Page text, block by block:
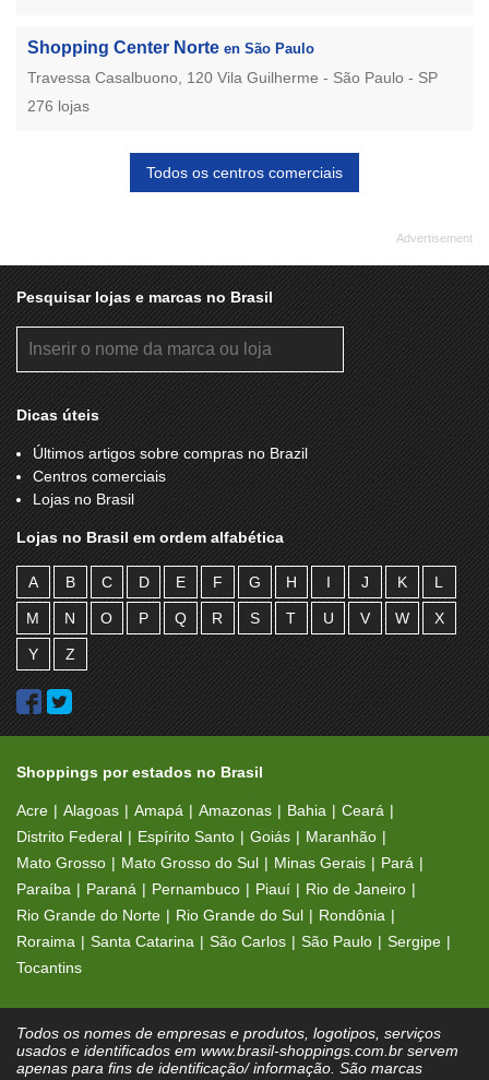
Shopping Center Norte en São Paulo
Travessa Casalbuono, 120 Vila Guilherme - São Paulo - SP
276 lojas
Todos os centros comerciais
Pesquisar lojas e marcas no Brasil
Dicas úteis
Últimos artigos sobre compras no Brazil
Centros comerciais
Lojas no Brasil
Lojas no Brasil em ordem alfabética
A B C D E F G H I J K L
M N O P Q R S T U V W X
Y Z
Shoppings por estados no Brasil
Acre Alagoas Amapá Amazonas Bahia
Ceará
Distrito Federal
Espírito Santo Goiás
Maranhão
Mato Grosso
Mato Grosso do Sul Minas Gerais
Pará
Paraíba
Paraná Pernambuco Piauí
Rio de Janeiro
Rio Grande do Norte
Rio Grande do Sul
Rondônia
Roraima
Santa Catarina São Carlos São Paulo
Sergipe
Tocantins
Todos os nomes de empresas e produtos, logotipos, serviços
usados e identificados em www.brasil-shoppings.com.br servem
apenas para fins de identificação/ informação. São marcas